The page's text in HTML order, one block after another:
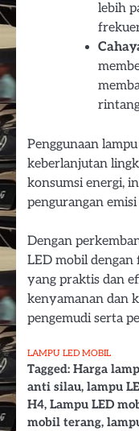
lebih
Penggunaan
keberlanjutan
konsumsi energi,
pengurangan
Dengan
LED mobil
yang praktis dan
kenyamanan dan
pengemudi serta
LAMPU LED MOBIL
Tagged: Harga
anti silau, lampu
H4, Lampu LED
mobil terang,